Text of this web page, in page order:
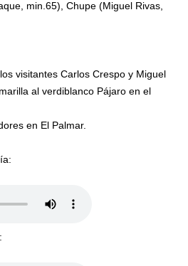
min.65), Chupe (Miguel Rivas,
visitantes Carlos Crespo y Miguel
al verdiblanco Pájaro en el
en El Palmar.